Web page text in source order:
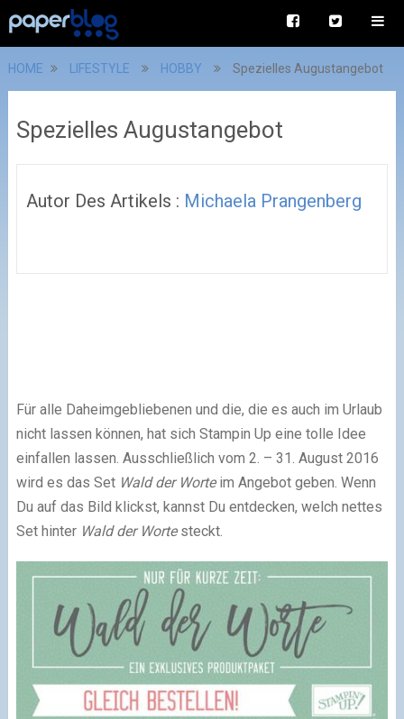
HOME LIFESTYLE HOBBY Spezielles Augustangebot
Spezielles Augustangebot
Autor Des Artikels : Michaela Prangenberg
Für alle Daheimgebliebenen und die, die es auch im Urlaub
nicht lassen können, hat sich Stampin Up eine tolle Idee
einfallen lassen. Ausschließlich vom 2. – 31. August 2016
wird es das Set Wald der Worteim Angebot geben. Wenn
Du auf das Bild klickst, kannst Du entdecken, welch nettes
Set hinter Wald der Wortesteckt.